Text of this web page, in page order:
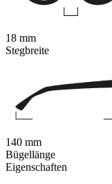
Eigenschaften
18 mm
Stegbreite
140 mm
Bügellänge